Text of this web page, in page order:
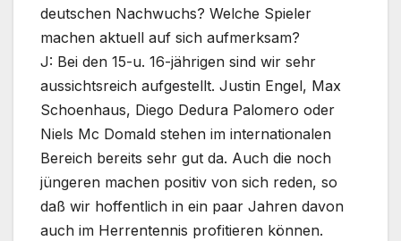
deutschen Nachwuchs? Welche Spieler
machen aktuell auf sich aufmerksam?
J: Bei den 15-u. 16-jährigen sind wir sehr
aussichtsreich aufgestellt. Justin Engel, Max
Schoenhaus, Diego Dedura Palomero oder
Niels Mc Domald stehen im internationalen
Bereich bereits sehr gut da. Auch die noch
jüngeren machen positiv von sich reden, so
daß wir hoffentlich in ein paar Jahren davon
auch im Herrentennis profitieren können.